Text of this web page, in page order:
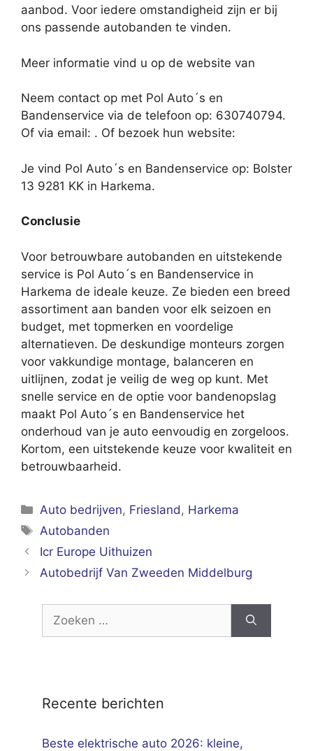
aanbod. Voor iedere omstandigheid zijn er bij
ons passende autobanden te vinden.
Meer informatie vind u op de website van
Neem contact op met Pol Auto´s en
Bandenservice via de telefoon op: 630740794.
Of via email: . Of bezoek hun website:
Je vind Pol Auto´s en Bandenservice op: Bolster
13 9281 KK in Harkema.
Conclusie
Voor betrouwbare autobanden en uitstekende
service is Pol Auto´s en Bandenservice in
Harkema de ideale keuze. Ze bieden een breed
assortiment aan banden voor elk seizoen en
budget, met topmerken en voordelige
alternatieven. De deskundige monteurs zorgen
voor vakkundige montage, balanceren en
uitlijnen, zodat je veilig de weg op kunt. Met
snelle service en de optie voor bandenopslag
maakt Pol Auto´s en Bandenservice het
onderhoud van je auto eenvoudig en zorgeloos.
Kortom, een uitstekende keuze voor kwaliteit en
betrouwbaarheid.
Categorieën
Auto bedrijven, Friesland , Harkema
Tags
Autobanden
Icr Europe Uithuizen
Autobedrijf Van Zweeden Middelburg
naar:
Recente berichten
Beste elektrische auto 2026: kleine,